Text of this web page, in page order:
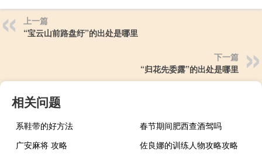
上一篇
“宝云山前路盘纡”的出处是哪里
下一篇
“归花先委露”的出处是哪里
相关问题
系鞋带的好方法
春节期间肥西查酒驾吗
广安麻将 攻略
佐良娜的训练人物攻略攻略